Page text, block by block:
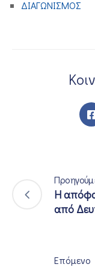
ΔΙΑΓΩΝΙΣΜΟΣ
Η
από
Επόμενο